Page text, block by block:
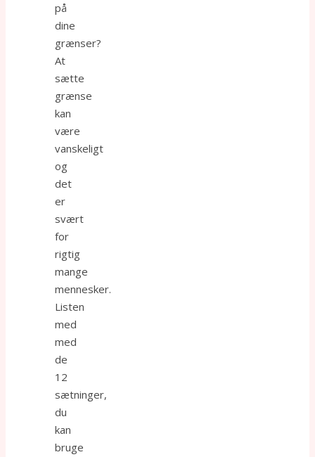
på
dine
grænser?
At
sætte
grænse
kan
være
vanskeligt
og
det
er
svært
for
rigtig
mange
mennesker.
Listen
med
med
de
12
sætninger,
du
kan
bruge